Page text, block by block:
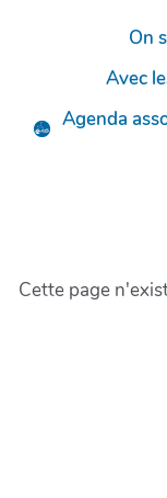
Aller au contenu
On
Avec
Agenda
Cette page